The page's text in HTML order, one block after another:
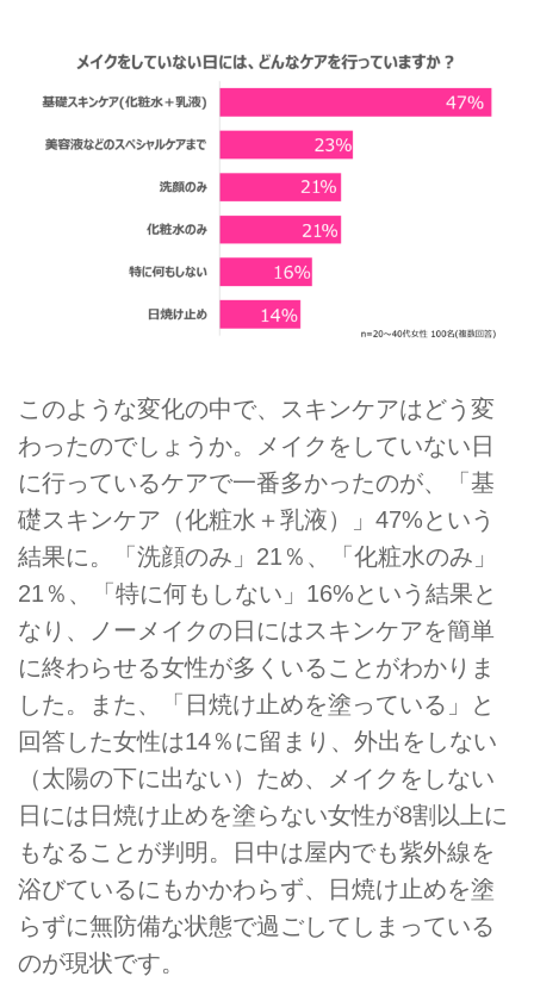
このような変化の中で、スキンケアはどう変
わったのでしょうか。メイクをしていない日
に行っているケアで一番多かったのが、「基
礎スキンケア（化粧水＋乳液）」47%という
結果に。「洗顔のみ」21％、「化粧水のみ」
21％、「特に何もしない」16%という結果と
なり、ノーメイクの日にはスキンケアを簡単
に終わらせる女性が多くいることがわかりま
した。また、「日焼け止めを塗っている」と
回答した女性は14％に留まり、外出をしない
（太陽の下に出ない）ため、メイクをしない
日には日焼け止めを塗らない女性が8割以上に
もなることが判明。日中は屋内でも紫外線を
浴びているにもかかわらず、日焼け止めを塗
らずに無防備な状態で過ごしてしまっている
のが現状です。